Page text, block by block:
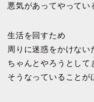
悪気があってやってい
生活を回すため
周りに迷惑をかけない
ちゃんとやろうとして
そうなっていることが